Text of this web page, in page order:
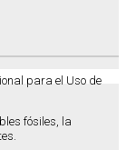
para el Uso de
fósiles, la